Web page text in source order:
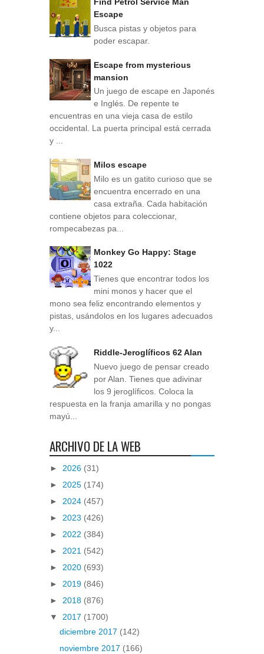
Escape
Busca pistas y objetos para
poder escapar.
Escape from mysterious
mansion
Un juego de escape en Japonés
e Inglés. De repente te
encuentras en una vieja casa de estilo
occidental. La puerta principal está cerrada
y ...
Milos escape
Milo es un gatito curioso que se
encuentra encerrado en una
casa extraña. Cada habitación
contiene objetos para coleccionar,
rompecabezas pa...
Monkey Go Happy: Stage
1022
Tienes que encontrar todos los
mini monos y hacer que el
mono sea feliz encontrando elementos y
pistas, usándolos en los lugares adecuados
y...
Riddle-Jeroglíficos 62 Alan
Nuevo juego de pensar creado
por Alan. Tienes que adivinar
los 9 jeroglíficos. Coloca la
respuesta en la franja amarilla y no pongas
mayú...
ARCHIVO DE LA WEB
► 2026 (31)
► 2025 (174)
► 2024 (457)
► 2023 (426)
► 2022 (384)
► 2021 (542)
► 2020 (693)
► 2019 (846)
► 2018 (876)
▼ 2017 (1700)
diciembre 2017 (142)
noviembre 2017 (166)